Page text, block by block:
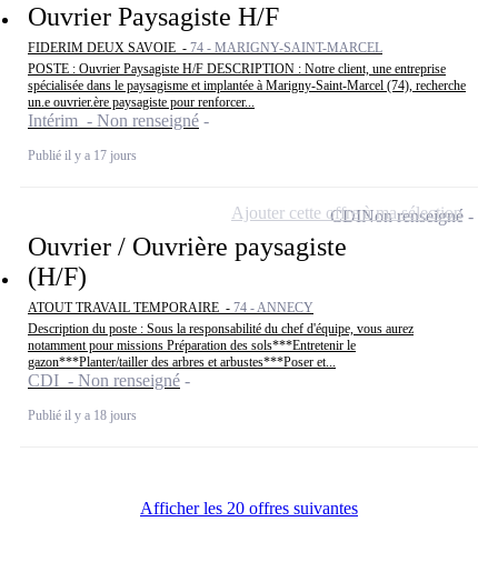
Ouvrier Paysagiste H/F
FIDERIM DEUX SAVOIE - 74 - MARIGNY-SAINT-MARCEL
POSTE : Ouvrier Paysagiste H/F DESCRIPTION : Notre client, une entreprise
spécialisée dans le paysagisme et implantée à Marigny-Saint-Marcel (74), recherche
un.e ouvrier.ère paysagiste pour renforcer...
Intérim - Non renseigné
Publié il y a 17 jours
Ouvrier / Ouvrière paysagiste
(H/F)
ATOUT TRAVAIL TEMPORAIRE - 74 - ANNECY
Description du poste : Sous la responsabilité du chef d'équipe, vous aurez
notamment pour missions Préparation des sols***Entretenir le
gazon***Planter/tailler des arbres et arbustes***Poser et...
CDI - Non renseigné
Publié il y a 18 jours
CDINon renseigné
Ajouter cette offre à ma sélection
Afficher les 20 offres suivantes